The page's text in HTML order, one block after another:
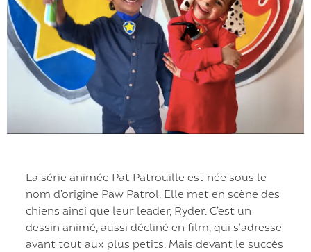
La série animée Pat Patrouille est née sous le
nom d’origine Paw Patrol. Elle met en scène des
chiens ainsi que leur leader, Ryder. C’est un
dessin animé, aussi décliné en film, qui s’adresse
avant tout aux plus petits. Mais devant le succès